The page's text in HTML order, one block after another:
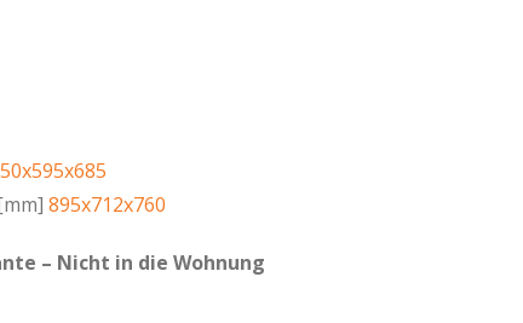
895x712x760
– Nicht in die Wohnung